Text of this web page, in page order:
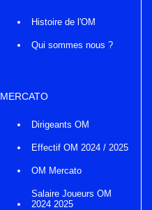
Histoire de l'OM
Qui sommes nous ?
MERCATO
Dirigeants OM
Effectif OM 2024 / 2025
OM Mercato
Salaire Joueurs OM
2024 2025